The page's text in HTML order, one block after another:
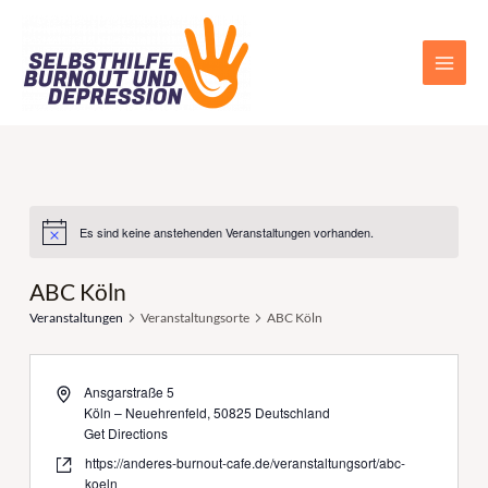
springen
Es sind keine anstehenden Veranstaltungen vorhanden.
ABC Köln
Veranstaltungen Veranstaltungsorte ABC Köln
Ansgarstraße 5
Köln – Neuehrenfeld,50825 Deutschland
Get Directions
https://anderes-burnout-cafe.de/veranstaltungsort/abc-
koeln